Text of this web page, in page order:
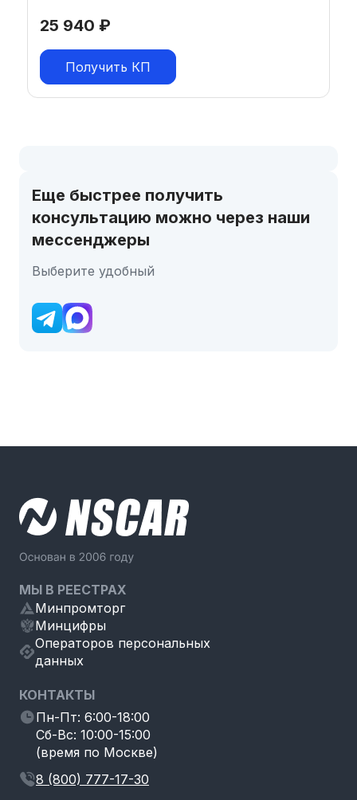
25 940 ₽
Получить КП
Еще быстрее получить
консультацию можно через наши
мессенджеры
Выберите удобный
МЫ В РЕЕСТРАХ
Минпромторг
Минцифры
Операторов персональных
данных
КОНТАКТЫ
Пн-Пт: 6:00-18:00
Сб-Вс: 10:00-15:00
(время по Москве)
8 (800) 777-17-30